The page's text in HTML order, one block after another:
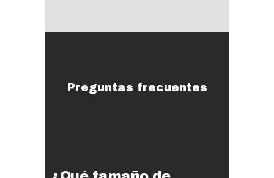
Preguntas frecuentes